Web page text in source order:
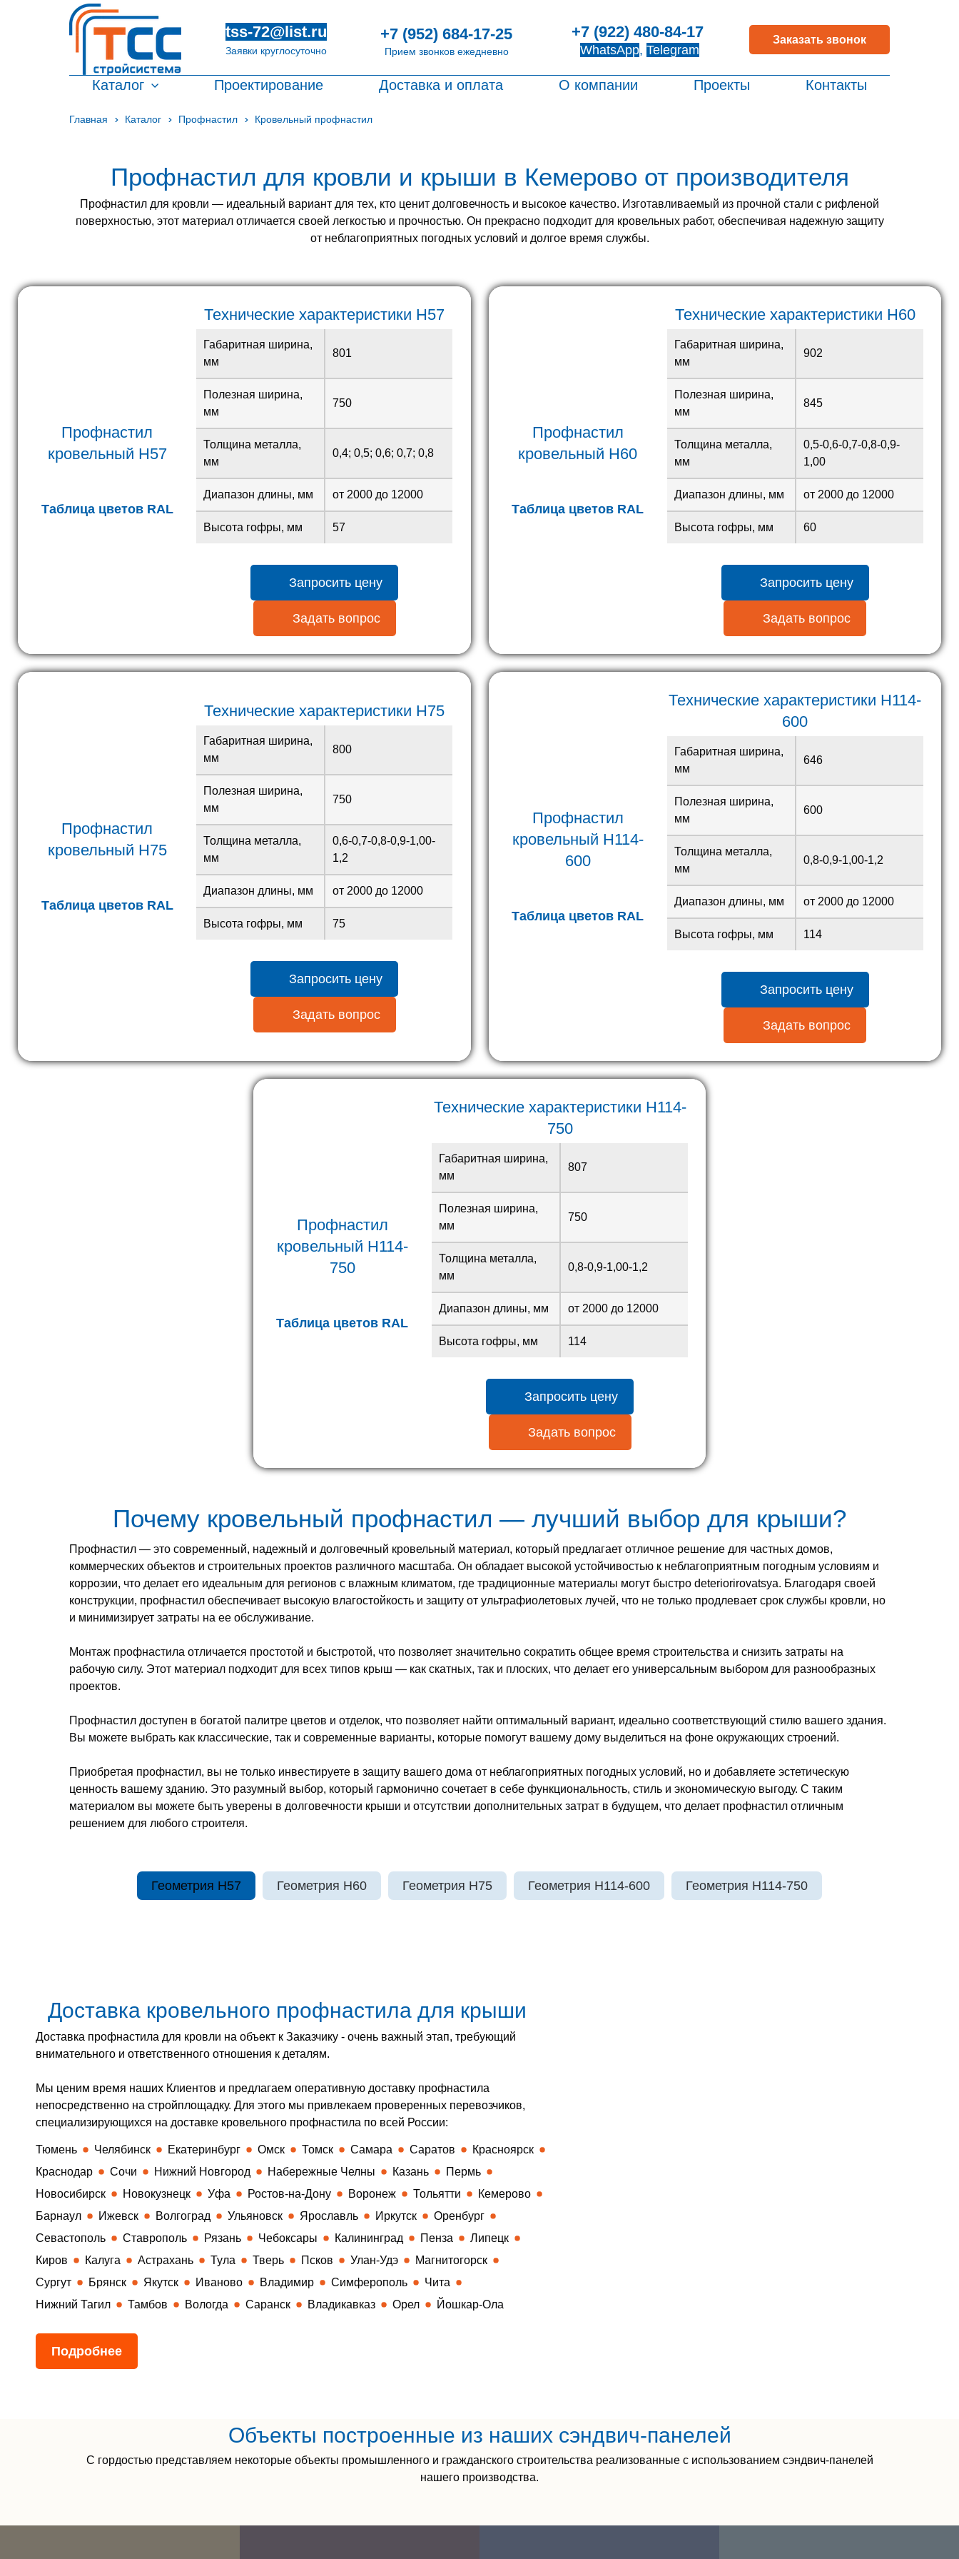
tss-72@list.ru
Заявки круглосуточно
+7 (952) 684-17-25
Прием звонков ежедневно
+7 (922) 480-84-17
WhatsApp, Telegram
Заказать звонок
Каталог Проектирование Доставка и оплата О компании Проекты Контакты
Главная Каталог Профнастил Кровельный профнастил
Профнастил для кровли и крыши в Кемерово от производителя
Профнастил для кровли — идеальный вариант для тех, кто ценит долговечность и высокое качество. Изготавливаемый из прочной стали с рифленой
поверхностью, этот материал отличается своей легкостью и прочностью. Он прекрасно подходит для кровельных работ, обеспечивая надежную защиту
от неблагоприятных погодных условий и долгое время службы.
Профнастил
кровельный H57
Таблица цветов RAL
Технические характеристики H57
Габаритная ширина,
мм
801
Полезная ширина,
мм
750
Толщина металла,
мм
0,4; 0,5; 0,6; 0,7; 0,8
Диапазон длины, мм от 2000 до 12000
Высота гофры, мм 57
Запросить цену
Задать вопрос
Профнастил
кровельный H60
Таблица цветов RAL
Технические характеристики H60
Габаритная ширина,
мм
902
Полезная ширина,
мм
845
Толщина металла,
мм
0,5-0,6-0,7-0,8-0,9-
1,00
Диапазон длины, мм от 2000 до 12000
Высота гофры, мм 60
Запросить цену
Задать вопрос
Профнастил
кровельный H75
Таблица цветов RAL
Технические характеристики H75
Габаритная ширина,
мм
800
Полезная ширина,
мм
750
Толщина металла,
мм
0,6-0,7-0,8-0,9-1,00-
1,2
Диапазон длины, мм от 2000 до 12000
Высота гофры, мм 75
Запросить цену
Задать вопрос
Профнастил
кровельный H114-
600
Таблица цветов RAL
Технические характеристики H114-
600
Габаритная ширина,
мм
646
Полезная ширина,
мм
600
Толщина металла,
мм
0,8-0,9-1,00-1,2
Диапазон длины, мм от 2000 до 12000
Высота гофры, мм 114
Запросить цену
Задать вопрос
Профнастил
кровельный H114-
750
Таблица цветов RAL
Технические характеристики H114-
750
Габаритная ширина,
мм
807
Полезная ширина,
мм
750
Толщина металла,
мм
0,8-0,9-1,00-1,2
Диапазон длины, мм от 2000 до 12000
Высота гофры, мм 114
Запросить цену
Задать вопрос
Почему кровельный профнастил — лучший выбор для крыши?
Профнастил — это современный, надежный и долговечный кровельный материал, который предлагает отличное решение для частных домов,
коммерческих объектов и строительных проектов различного масштаба. Он обладает высокой устойчивостью к неблагоприятным погодным условиям и
коррозии, что делает его идеальным для регионов с влажным климатом, где традиционные материалы могут быстро deteriorirovatsya. Благодаря своей
конструкции, профнастил обеспечивает высокую влагостойкость и защиту от ультрафиолетовых лучей, что не только продлевает срок службы кровли, но
и минимизирует затраты на ее обслуживание.
Монтаж профнастила отличается простотой и быстротой, что позволяет значительно сократить общее время строительства и снизить затраты на
рабочую силу. Этот материал подходит для всех типов крыш — как скатных, так и плоских, что делает его универсальным выбором для разнообразных
проектов.
Профнастил доступен в богатой палитре цветов и отделок, что позволяет найти оптимальный вариант, идеально соответствующий стилю вашего здания.
Вы можете выбрать как классические, так и современные варианты, которые помогут вашему дому выделиться на фоне окружающих строений.
Приобретая профнастил, вы не только инвестируете в защиту вашего дома от неблагоприятных погодных условий, но и добавляете эстетическую
ценность вашему зданию. Это разумный выбор, который гармонично сочетает в себе функциональность, стиль и экономическую выгоду. С таким
материалом вы можете быть уверены в долговечности крыши и отсутствии дополнительных затрат в будущем, что делает профнастил отличным
решением для любого строителя.
Геометрия H57 Геометрия H60 Геометрия H75 Геометрия H114-600 Геометрия H114-750
Доставка кровельного профнастила для крыши
Доставка профнастила для кровли на объект к Заказчику - очень важный этап, требующий
внимательного и ответственного отношения к деталям.
Мы ценим время наших Клиентов и предлагаем оперативную доставку профнастила
непосредственно на стройплощадку. Для этого мы привлекаем проверенных перевозчиков,
специализирующихся на доставке кровельного профнастила по всей России:
Тюмень Челябинск Екатеринбург Омск Томск Самара Саратов
Красноярск
Краснодар
Сочи Нижний Новгород Набережные Челны Казань
Пермь
Новосибирск
Новокузнецк Уфа Ростов-на-Дону Воронеж Тольятти
Кемерово
Барнаул
Ижевск Волгоград Ульяновск Ярославль Иркутск
Оренбург
Севастополь
Ставрополь Рязань Чебоксары Калининград Пенза
Липецк
Киров
Калуга Астрахань Тула Тверь Псков Улан-Удэ
Магнитогорск
Сургут
Брянск Якутск Иваново Владимир Симферополь
Чита
Нижний Тагил
Тамбов Вологда Саранск Владикавказ Орел Йошкар-Ола
Подробнее
Объекты построенные из наших сэндвич-панелей
С гордостью представляем некоторые объекты промышленного и гражданского строительства реализованные с использованием сэндвич-панелей
нашего производства.